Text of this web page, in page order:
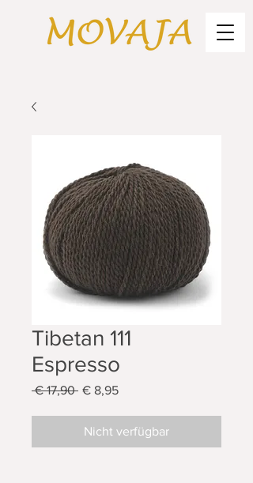
Tibetan 111
Espresso
€ 17,90 Standardpreis
€ 8,95Sale-
Nicht verfügbar